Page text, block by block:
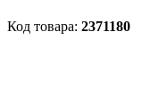
Код товара: 2371180